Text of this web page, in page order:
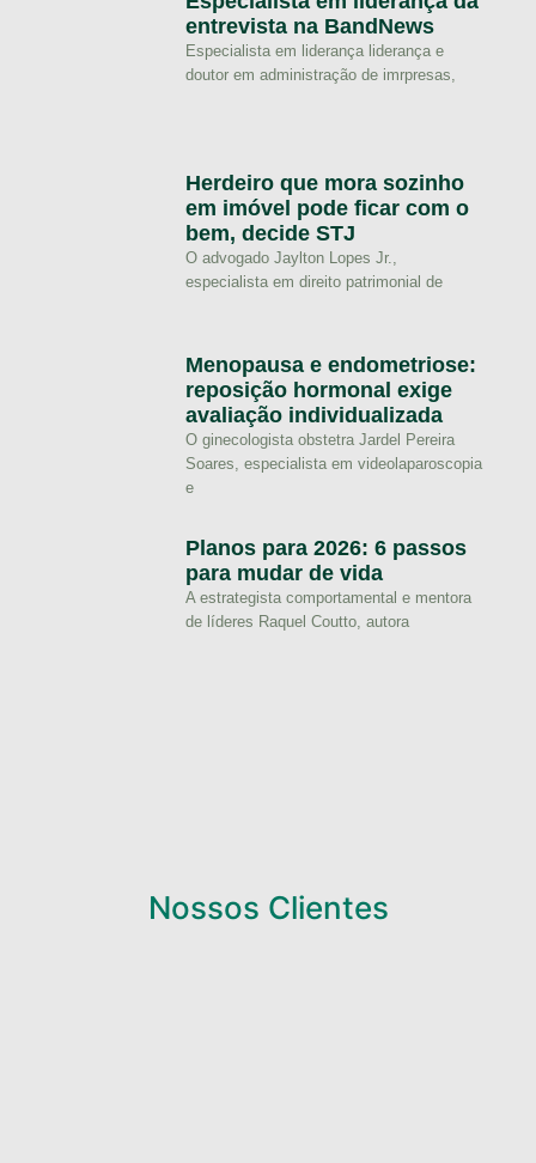
entrevista na BandNews
Especialista em liderança liderança e
doutor em administração de imrpresas,
Herdeiro que mora sozinho
em imóvel pode ficar com o
bem, decide STJ
O advogado Jaylton Lopes Jr.,
especialista em direito patrimonial de
Menopausa e endometriose:
reposição hormonal exige
avaliação individualizada
O ginecologista obstetra Jardel Pereira
Soares, especialista em videolaparoscopia
e
Planos para 2026: 6 passos
para mudar de vida
A estrategista comportamental e mentora
de líderes Raquel Coutto, autora
Nossos Clientes